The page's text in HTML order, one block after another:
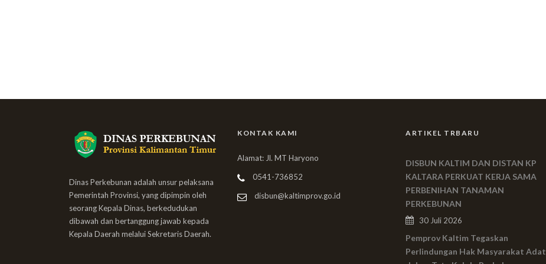
Dinas Perkebunan adalah unsur pelaksana
Pemerintah Provinsi, yang dipimpin oleh
seorang Kepala Dinas, berkedudukan
dibawah dan bertanggung jawab kepada
Kepala Daerah melalui Sekretaris Daerah.
KONTAK KAMI
Alamat: Jl. MT Haryono
0541-736852
disbun@kaltimprov.go.id
ARTIKEL TRBARU
DISBUN KALTIM DAN DISTAN KP
KALTARA PERKUAT KERJA SAMA
PERBENIHAN TANAMAN
PERKEBUNAN
30 Juli 2026
Pemprov Kaltim Tegaskan
Perlindungan Hak Masyarakat Adat